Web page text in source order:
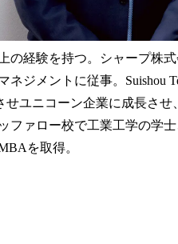
の経験を持つ。シャープ株
ネジメントに従事。Suishou
ユニコーン企業に成長させ
ファロー校で工業工学の学
を取得。